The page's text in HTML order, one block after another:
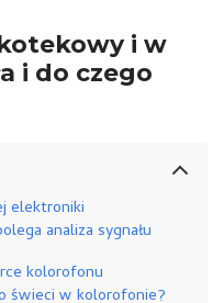
i w
i do czego
elektroniki
analiza sygnału
kolorofonu
świeci w kolorofonie?